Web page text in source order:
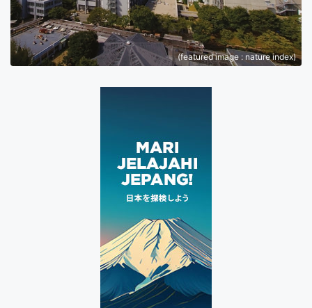
(featured image : nature index)